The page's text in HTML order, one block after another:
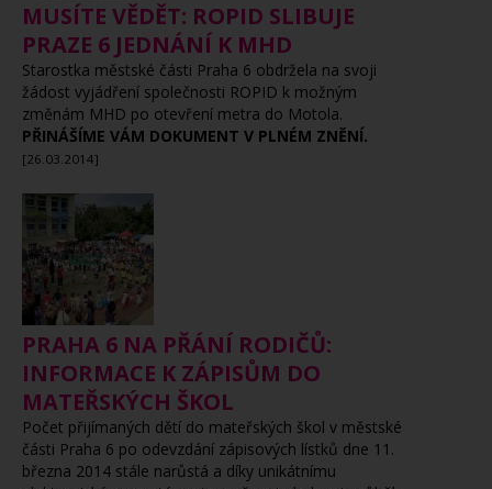
MUSÍTE VĚDĚT: ROPID SLIBUJE
PRAZE 6 JEDNÁNÍ K MHD
Starostka městské části Praha 6 obdržela na svoji
žádost vyjádření společnosti ROPID k možným
změnám MHD po otevření metra do Motola.
PŘINÁŠÍME VÁM DOKUMENT V PLNÉM ZNĚNÍ.
[26.03.2014]
PRAHA 6 NA PŘÁNÍ RODIČŮ:
INFORMACE K ZÁPISŮM DO
MATEŘSKÝCH ŠKOL
Počet přijímaných dětí do mateřských škol v městské
části Praha 6 po odevzdání zápisových lístků dne 11.
března 2014 stále narůstá a díky unikátnímu